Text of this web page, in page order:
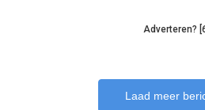
Adverteren?
Laad meer